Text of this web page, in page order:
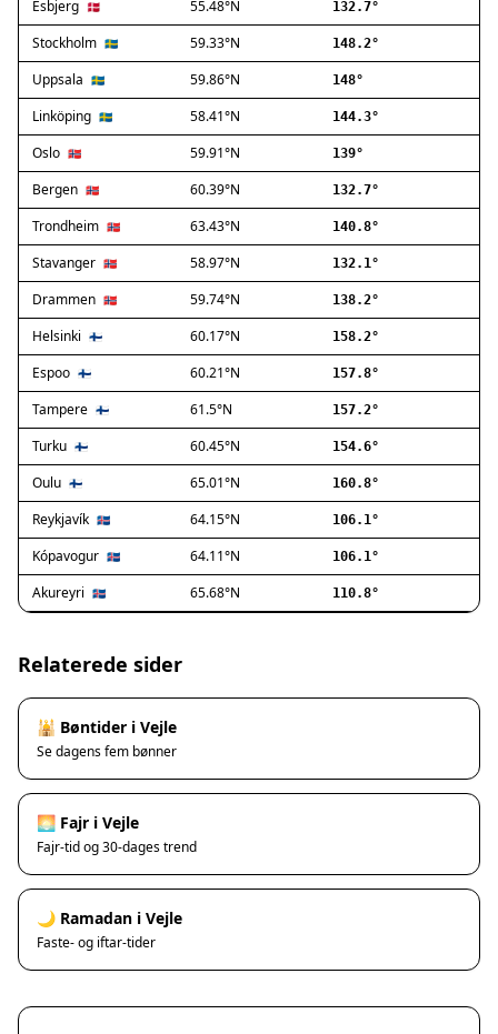
Allerød
Ballerup
Birkerød
Brøndby
Charlottenlund
Dragør
Farum
Fredensborg
Frederiksberg
Frederikssund
Frederiksværk
Gentofte
Gladsaxe
Glostrup
Greve
Hedehusene
Herlev
Hvidovre
Høje-Taastrup
Ishøj
Jyllinge
Lillerød
Lyngby
Vanløse
Haslev
Kalundborg
Korsør
Esbjerg 🇩🇰 55.48°N 132.7°
Stockholm 🇸🇪 59.33°N 148.2°
Uppsala 🇸🇪 59.86°N 148°
Linköping 🇸🇪 58.41°N 144.3°
Oslo 🇳🇴 59.91°N 139°
Bergen 🇳🇴 60.39°N 132.7°
Trondheim 🇳🇴 63.43°N 140.8°
Stavanger 🇳🇴 58.97°N 132.1°
Drammen 🇳🇴 59.74°N 138.2°
Helsinki 🇫🇮 60.17°N 158.2°
Espoo 🇫🇮 60.21°N 157.8°
Tampere 🇫🇮 61.5°N 157.2°
Turku 🇫🇮 60.45°N 154.6°
Oulu 🇫🇮 65.01°N 160.8°
Reykjavík 🇮🇸 64.15°N 106.1°
Kópavogur 🇮🇸 64.11°N 106.1°
Akureyri 🇮🇸 65.68°N 110.8°
Relaterede sider
🕌 Bøntider i Vejle
Se dagens fem bønner
🌅 Fajr i Vejle
Fajr-tid og 30-dages trend
🌙 Ramadan i Vejle
Faste- og iftar-tider